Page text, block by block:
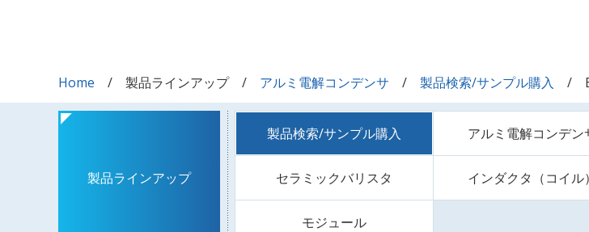
Home 製品ラインアップ アルミ電解コンデンサ 製品検索/サンプル購入
製品ラインアップ
製品検索/サンプル購入 アルミ電解コンデン
セラミックバリスタ インダクタ（コイル）
モジュール